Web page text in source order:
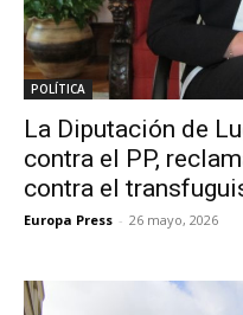
POLÍTICA
La Diputación de
contra el PP,
contra el
Europa Press - 26 mayo, 2026